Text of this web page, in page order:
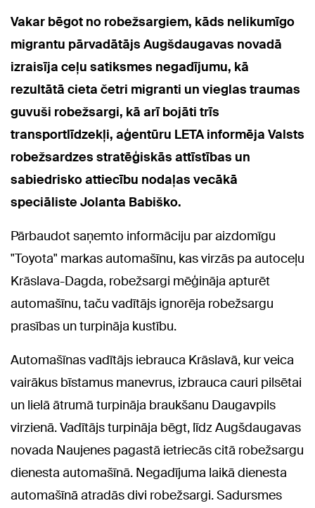
Vakar bēgot no robežsargiem, kāds nelikumīgo
migrantu pārvadātājs Augšdaugavas novadā
izraisīja ceļu satiksmes negadījumu, kā
rezultātā cieta četri migranti un vieglas traumas
guvuši robežsargi, kā arī bojāti trīs
transportlīdzekļi, aģentūru LETA informēja Valsts
robežsardzes stratēģiskās attīstības un
sabiedrisko attiecību nodaļas vecākā
speciāliste Jolanta Babiško.
Pārbaudot saņemto informāciju par aizdomīgu
"Toyota" markas automašīnu, kas virzās pa autoceļu
Krāslava-Dagda, robežsargi mēģināja apturēt
automašīnu, taču vadītājs ignorēja robežsargu
prasības un turpināja kustību.
Automašīnas vadītājs iebrauca Krāslavā, kur veica
vairākus bīstamus manevrus, izbrauca cauri pilsētai
un lielā ātrumā turpināja braukšanu Daugavpils
virzienā. Vadītājs turpināja bēgt, līdz Augšdaugavas
novada Naujenes pagastā ietriecās citā robežsargu
dienesta automašīnā. Negadījuma laikā dienesta
automašīnā atradās divi robežsargi. Sadursmes